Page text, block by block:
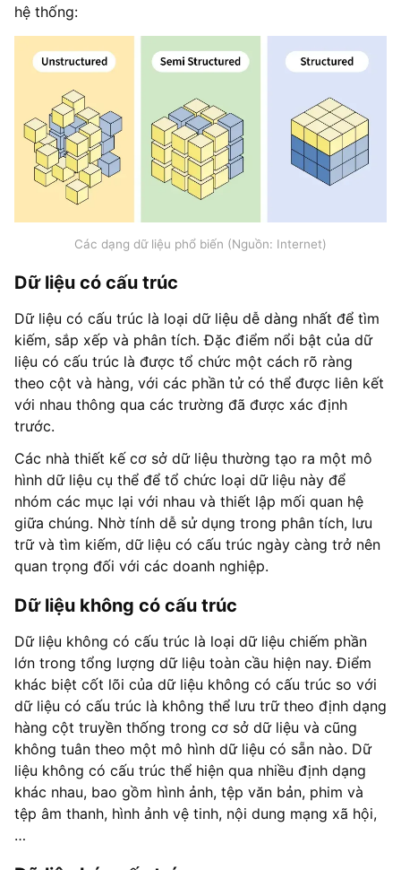
hệ thống:
Các dạng dữ liệu phổ biến (Nguồn: Internet)
Dữ liệu có cấu trúc
Dữ liệu có cấu trúc là loại dữ liệu dễ dàng nhất để tìm
kiếm, sắp xếp và phân tích. Đặc điểm nổi bật của dữ
liệu có cấu trúc là được tổ chức một cách rõ ràng
theo cột và hàng, với các phần tử có thể được liên kết
với nhau thông qua các trường đã được xác định
trước.
Các nhà thiết kế cơ sở dữ liệu thường tạo ra một mô
hình dữ liệu cụ thể để tổ chức loại dữ liệu này để
nhóm các mục lại với nhau và thiết lập mối quan hệ
giữa chúng. Nhờ tính dễ sử dụng trong phân tích, lưu
trữ và tìm kiếm, dữ liệu có cấu trúc ngày càng trở nên
quan trọng đối với các doanh nghiệp.
Dữ liệu không có cấu trúc
Dữ liệu không có cấu trúc là loại dữ liệu chiếm phần
lớn trong tổng lượng dữ liệu toàn cầu hiện nay. Điểm
khác biệt cốt lõi của dữ liệu không có cấu trúc so với
dữ liệu có cấu trúc là không thể lưu trữ theo định dạng
hàng cột truyền thống trong cơ sở dữ liệu và cũng
không tuân theo một mô hình dữ liệu có sẵn nào. Dữ
liệu không có cấu trúc thể hiện qua nhiều định dạng
khác nhau, bao gồm hình ảnh, tệp văn bản, phim và
tệp âm thanh, hình ảnh vệ tinh, nội dung mạng xã hội,
…